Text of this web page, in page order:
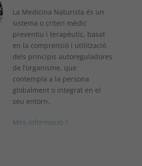
La Medicina Naturista és un
sistema o criteri mèdic
preventiu i terapèutic, basat
en la comprensió i utilització
dels principis autoreguladores
de l’organisme, que
contempla a la persona
globalment o integrat en el
seu entorn.
Més informació